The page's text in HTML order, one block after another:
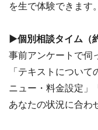
を生で体験できます。
▶個別相談タイム（
事前アンケートで伺
「テキストについ
ニュー・料金設定」
あなたの状況に合わ